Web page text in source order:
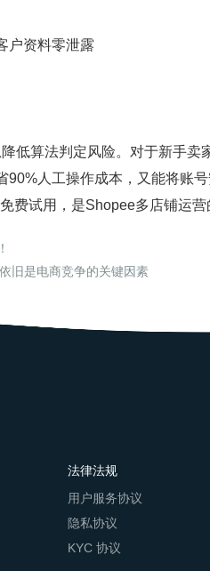
资料零泄露
算法判定风险。对于新手卖
90%人工操作成本，又能将账
试用，是Shopee多店铺运营
旧是电商竞争的关键因素
法律法规
用户服务协议
隐私协议
KYC 协议